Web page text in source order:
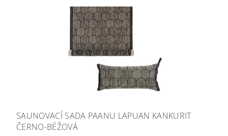
SAUNOVACÍ SADA PAANU LAPUAN KANKURIT
ČERNO-BÉŽOVÁ